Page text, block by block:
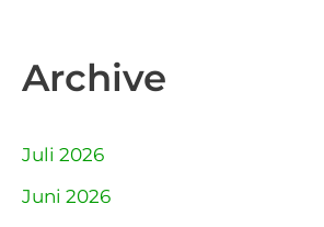
Archive
Juli 2026
Juni 2026